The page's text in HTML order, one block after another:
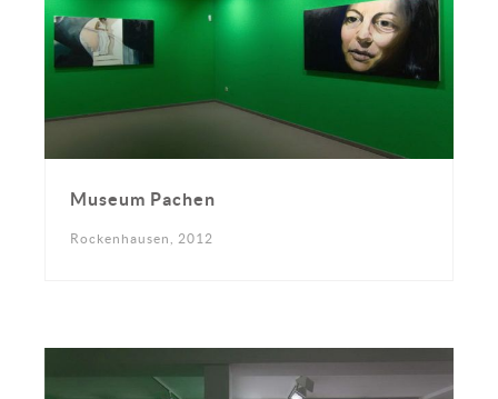
Museum Pachen
Rockenhausen, 2012